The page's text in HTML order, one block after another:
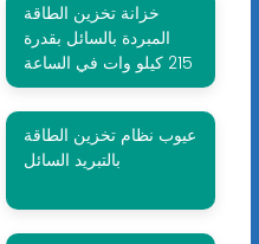
خزانة تخزين الطاقة
المبردة بالسائل بقدرة
215 كيلو وات في الساعة
عيوب نظام تخزين الطاقة
بالتبريد السائل